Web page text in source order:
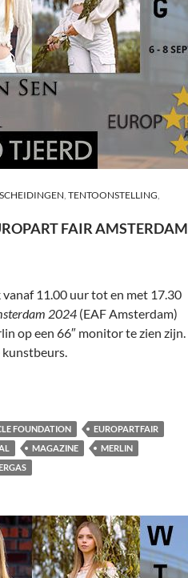
, TENTOONSTELLING,
FAIR AMSTERDAM
vanaf 11.00 uur tot en met 17.30
2024 (EAF Amsterdam)
op een 66″ monitor te zien zijn.
kunstbeurs.
Fair Amsterdam
FOUNDATION
EUROPARTFAIR
MAGAZINE
MERLIN